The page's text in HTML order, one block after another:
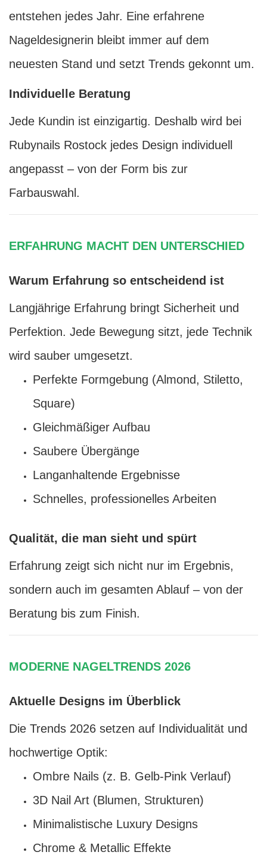
entstehen jedes Jahr. Eine erfahrene
Nageldesignerin bleibt immer auf dem
neuesten Stand und setzt Trends gekonnt um.
Individuelle Beratung
Jede Kundin ist einzigartig. Deshalb wird bei
Rubynails Rostock jedes Design individuell
angepasst – von der Form bis zur
Farbauswahl.
ERFAHRUNG MACHT DEN UNTERSCHIED
Warum Erfahrung so entscheidend ist
Langjährige Erfahrung bringt Sicherheit und
Perfektion. Jede Bewegung sitzt, jede Technik
wird sauber umgesetzt.
Perfekte Formgebung (Almond, Stiletto,
Square)
Gleichmäßiger Aufbau
Saubere Übergänge
Langanhaltende Ergebnisse
Schnelles, professionelles Arbeiten
Qualität, die man sieht und spürt
Erfahrung zeigt sich nicht nur im Ergebnis,
sondern auch im gesamten Ablauf – von der
Beratung bis zum Finish.
MODERNE NAGELTRENDS 2026
Aktuelle Designs im Überblick
Die Trends 2026 setzen auf Individualität und
hochwertige Optik:
Ombre Nails (z. B. Gelb-Pink Verlauf)
3D Nail Art (Blumen, Strukturen)
Minimalistische Luxury Designs
Chrome & Metallic Effekte